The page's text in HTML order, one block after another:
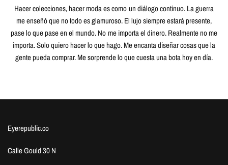
Hacer colecciones, hacer moda es como un diálogo continuo. La guerra
me enseñó que no todo es glamuroso. El lujo siempre estará presente,
pase lo que pase en el mundo. No me importa el dinero. Realmente no me
importa. Solo quiero hacer lo que hago. Me encanta diseñar cosas que la
gente pueda comprar. Me sorprende lo que cuesta una bota hoy en día.
Eyerepublic.co
Calle Gould 30 N